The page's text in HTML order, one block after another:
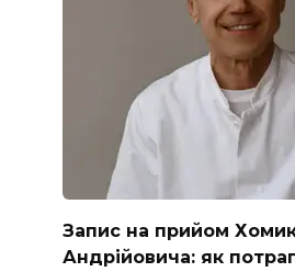
Запис на прийом
Андрійовича: як